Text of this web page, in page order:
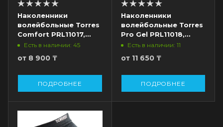
Наколенники
волейбольные Torres
Comfort PRL11017,
пара, черный
Есть в наличии: 45
от 8 900 ₸
ПОДРОБНЕЕ
Наколенники
волейбольные Torres
Pro Gel PRL11018,
пара, синий
Есть в наличии: 11
от 11 650 ₸
ПОДРОБНЕЕ